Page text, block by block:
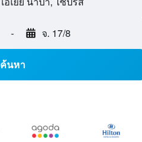
- จ. 17/8
ค้นหา